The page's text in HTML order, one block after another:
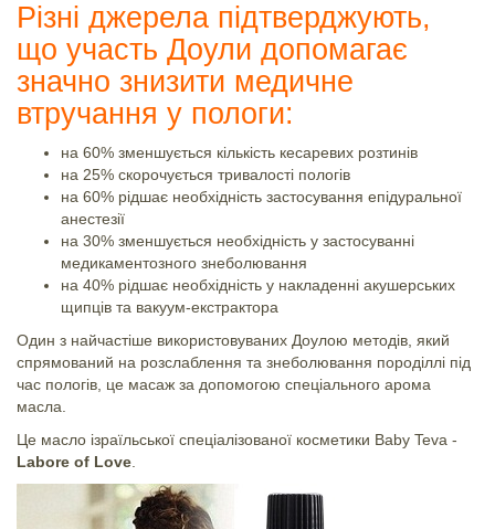
Різні джерела підтверджують,
що участь Доули допомагає
значно знизити медичне
втручання у пологи:
на 60% зменшується кількість кесаревих розтинів
на 25% скорочується тривалості пологів
на 60% рідшає необхідність застосування епідуральної
анестезії
на 30% зменшується необхідність у застосуванні
медикаментозного знеболювання
на 40% рідшає необхідність у накладенні акушерських
щипців та вакуум-екстрактора
Один з найчастіше використовуваних Доулою методів, який
спрямований на розслаблення та знеболювання породіллі під
час пологів, це масаж за допомогою спеціального арома
масла.
Це масло ізраїльської спеціалізованої косметики Baby Teva -
Labore of Love.